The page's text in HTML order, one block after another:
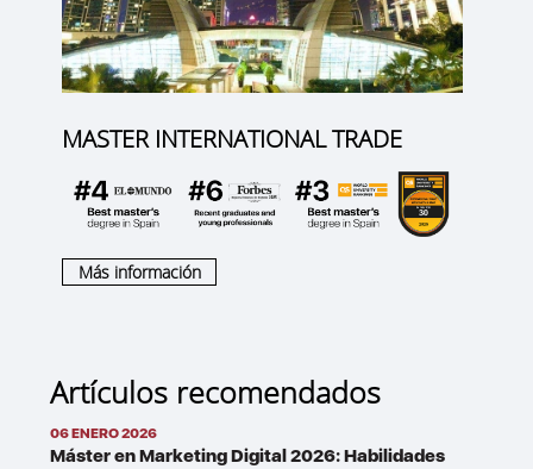
MASTER INTERNATIONAL TRADE
Más información
Artículos recomendados
06 ENERO 2026
Máster en Marketing Digital 2026: Habilidades